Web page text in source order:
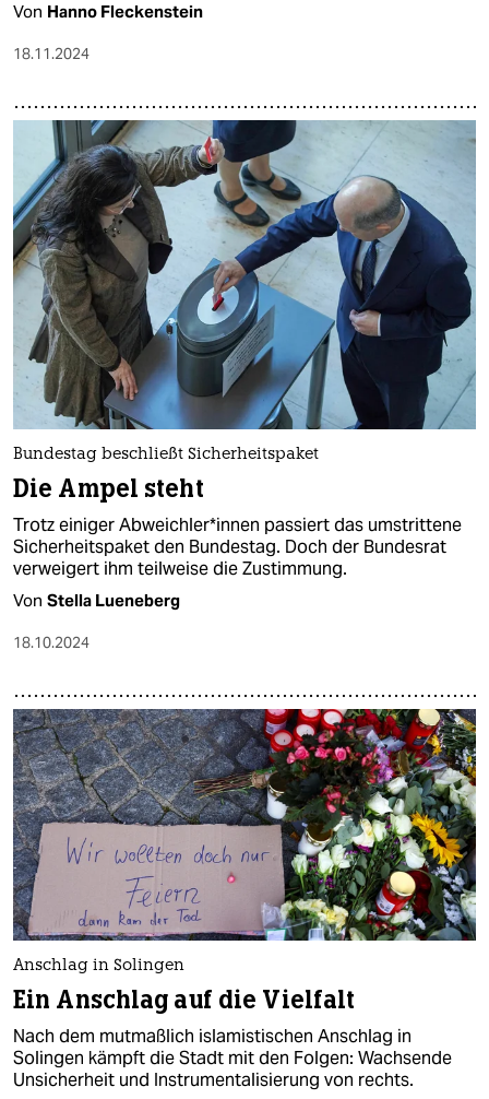
Von Hanno Fleckenstein
18.11.2024
Bundestag beschließt Sicherheitspaket
Die Ampel steht
Trotz einiger Ab­weich­le­r*in­nen passiert das umstrittene
Sicherheitspaket den Bundestag. Doch der Bundesrat
verweigert ihm teilweise die Zustimmung.
Von Stella Lueneberg
18.10.2024
Anschlag in Solingen
Ein Anschlag auf die Vielfalt
Nach dem mutmaßlich islamistischen Anschlag in
Solingen kämpft die Stadt mit den Folgen: Wachsende
Unsicherheit und Instrumentalisierung von rechts.